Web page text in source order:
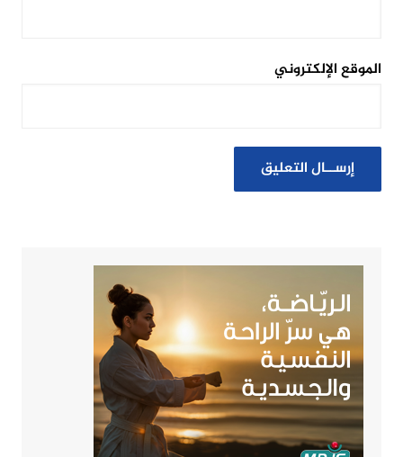
الموقع الإلكتروني